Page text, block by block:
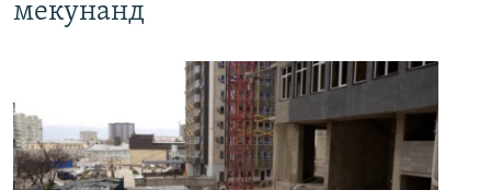
мекунанд